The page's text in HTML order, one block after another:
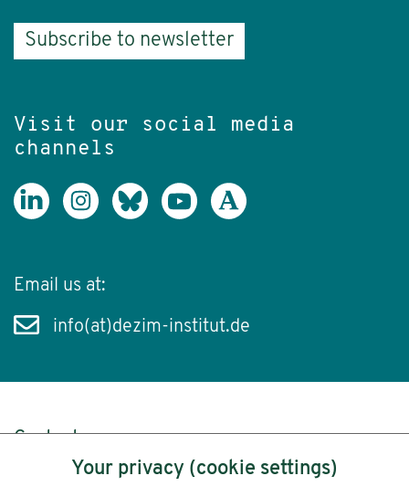
Subscribe to newsletter
Visit our social media
channels
Email us at:
info(at)dezim-institut.de
Content
Legal NoticeYour privacy (cookie settings)